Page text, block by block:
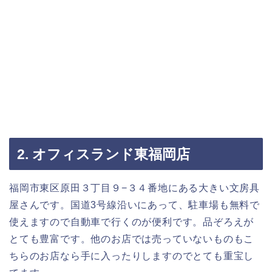
2. オフィスランド東福岡店
福岡市東区原田３丁目９−３４番地にある大きい文房具
屋さんです。国道3号線沿いにあって、駐車場も無料で
使えますので自動車で行くのが便利です。品ぞろえが
とても豊富です。他のお店では売っていないものもこ
ちらのお店なら手に入ったりしますのでとても重宝し